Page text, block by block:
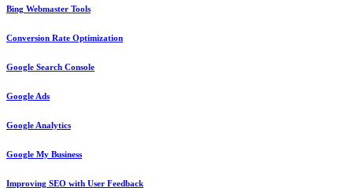
Bing Webmaster Tools
Conversion Rate Optimization
Google Search Console
Google Ads
Google Analytics
Google My Business
Improving SEO with User Feedback